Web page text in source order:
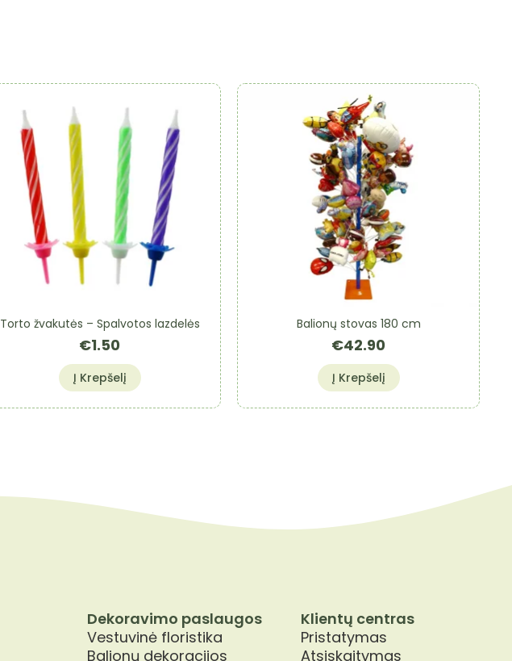
Torto žvakutės – Spalvotos lazdelės
€1.50
Į Krepšelį
Balionų stovas 180 cm
€42.90
Į Krepšelį
Dekoravimo paslaugos
Vestuvinė floristika
Balionų dekoracijos
Klientų centras
Pristatymas
Atsiskaitymas